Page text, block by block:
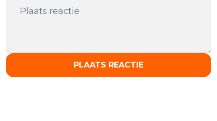
PLAATS REACTIE